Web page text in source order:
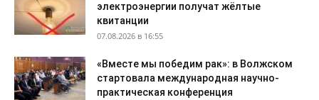
электроэнергии получат жёлтые
квитанции
07.08.2026 в 16:55
«Вместе мы победим рак»: в Волжском
стартовала международная научно-
практическая конференция